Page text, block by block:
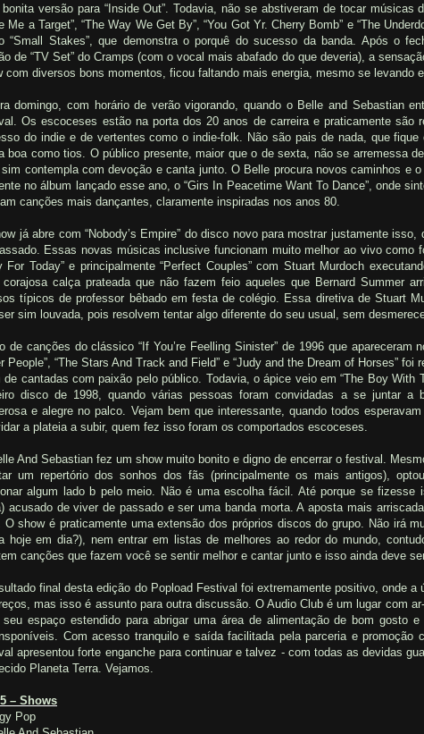
versão para “Inside Out”. Todavia, não se abstiveram de tocar músicas
Me a Target”, “The Way We Get By”, “You Got Yr. Cherry Bomb” e “The
“Small Stakes”, que demonstra o porquê do sucesso da banda. Após o
de “TV Set” do Cramps (com o vocal mais abafado do que deveria), a
com diversos bons momentos, ficou faltando mais energia, mesmo se levando
domingo, com horário de verão vigorando, quando o Belle and Sebastian
Os escoceses estão na porta dos 20 anos de carreira e praticamente são
do indie e de vertentes como o indie-folk. Não são pais de nada, que
boa como tios. O público presente, maior que o de sexta, não se arremessa
contempla com devoção e canta junto. O Belle procura novos caminhos e
no álbum lançado esse ano, o “Girs In Peacetime Want To Dance”, onde
canções mais dançantes, claramente inspiradas nos anos 80.
já abre com “Nobody’s Empire” do disco novo para mostrar justamente
Essas novas músicas inclusive funcionam muito melhor ao vivo como
For Today” e principalmente “Perfect Couples” com Stuart Murdoch
corajosa calça prateada que não fazem feio aqueles que Bernard Summer
típicos de professor bêbado em festa de colégio. Essa diretiva de Stuart
sim louvada, pois resolvem tentar algo diferente do seu usual, sem
de canções do clássico “If You’re Feelling Sinister” de 1996 que apareceram
People”, “The Stars And Track and Field” e “Judy and the Dream of Horses” foi
de cantadas com paixão pelo público. Todavia, o ápice veio em “The Boy With
disco de 1998, quando várias pessoas foram convidadas a se juntar a
e alegre no palco. Vejam bem que interessante, quando todos
a plateia a subir, quem fez isso foram os comportados escoceses.
And Sebastian fez um show muito bonito e digno de encerrar o festival.
um repertório dos sonhos dos fãs (principalmente os mais antigos),
algum lado b pelo meio. Não é uma escolha fácil. Até porque se fizesse
acusado de viver de passado e ser uma banda morta. A aposta mais
O show é praticamente uma extensão dos próprios discos do grupo. Não irá
hoje em dia?), nem entrar em listas de melhores ao redor do mundo,
canções que fazem você se sentir melhor e cantar junto e isso ainda deve
final desta edição do Popload Festival foi extremamente positivo, onde
mas isso é assunto para outra discussão. O Audio Club é um lugar com
seu espaço estendido para abrigar uma área de alimentação de bom gosto
Com acesso tranquilo e saída facilitada pela parceria e promoção
apresentou forte enganche para continuar e talvez - com todas as devidas
Planeta Terra. Vejamos.
– Shows
Pop